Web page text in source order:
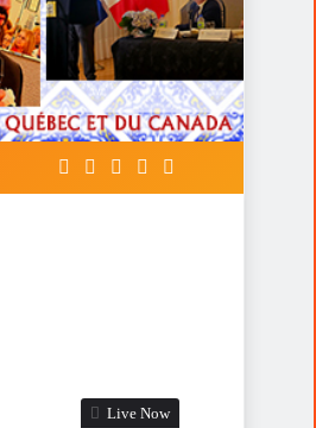
A FALÁCIA DA TÁTICA DE OPOR
Live Now